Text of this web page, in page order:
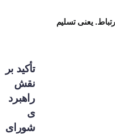
یعنی تسلیم
تأکید بر
نقش
راهبرد
ی
شورای